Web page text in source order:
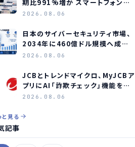
期比991%増か スマートフォン狙
うフィッシング詐欺に警鐘
2026.08.06
日本のサイバーセキュリティ市場、
2034年に460億ドル規模へ成長
か
2026.08.06
JCBとトレンドマイクロ、MyJCBア
プリにAI「詐欺チェック」機能を常
設し不正対策を強化
2026.08.06
と見る
記事